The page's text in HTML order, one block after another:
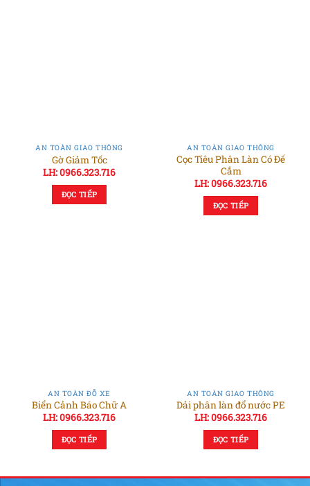
AN TOÀN GIAO THÔNG
Gờ Giảm Tốc
LH: 0966.323.716
ĐỌC TIẾP
AN TOÀN GIAO THÔNG
Cọc Tiêu Phân Làn Có Đế
Cắm
LH: 0966.323.716
ĐỌC TIẾP
AN TOÀN ĐỖ XE
Biển Cảnh Báo Chữ A
LH: 0966.323.716
ĐỌC TIẾP
AN TOÀN GIAO THÔNG
Dải phân làn đổ nước PE
LH: 0966.323.716
ĐỌC TIẾP